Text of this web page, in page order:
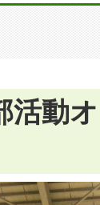
活動